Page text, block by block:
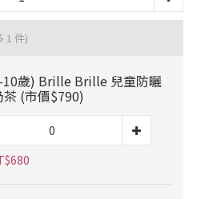
1 件)
歲) Brille Brille 兒童防曬
(市價$790)